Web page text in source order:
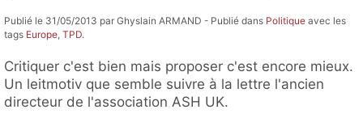
Publié le 31/05/2013 par Ghyslain ARMAND - Publié dans Politique avec les
tags Europe, TPD.
Critiquer c'est bien mais proposer c'est encore mieux.
Un leitmotiv que semble suivre à la lettre l'ancien
directeur de l'association ASH UK.